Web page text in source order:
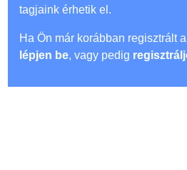
tagjaink érhetik el.
Ha Ön már korábban regisztrált
lépjen be, vagy pedig